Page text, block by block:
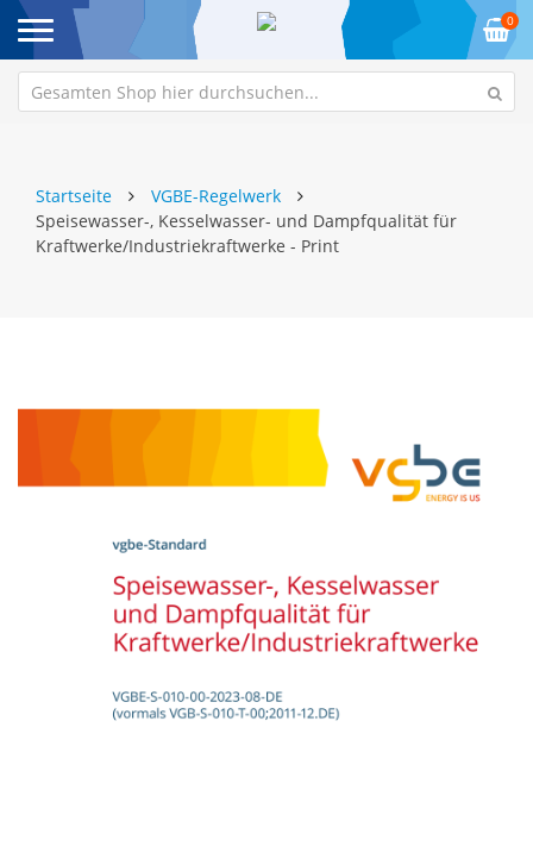
0
Startseite
VGBE-Regelwerk
Speisewasser-, Kesselwasser- und Dampfqualität für
Kraftwerke/Industriekraftwerke - Print